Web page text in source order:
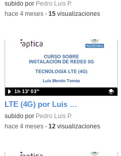
Contenido educativo.
subido por Pedro Luis P.
-hace 4 meses- 15visualizaciones
LTE (4G) por Luis Mendo Tomás; profesor de la ETSIT (UPM) - Parte 2
Contenido educativo.
subido por Pedro Luis P.
1h 13′ 03″
-hace 4 meses- 12 visualizaciones